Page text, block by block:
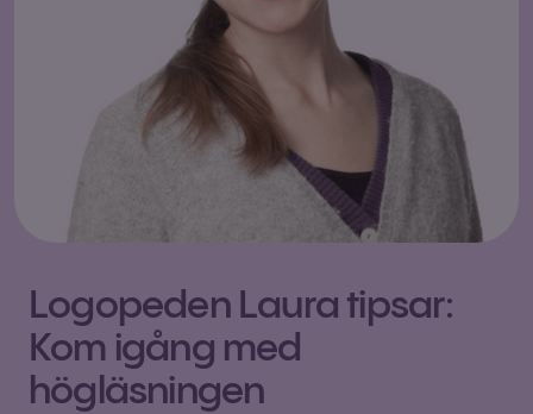
Logopeden Laura tipsar:
Kom igång med
högläsningen